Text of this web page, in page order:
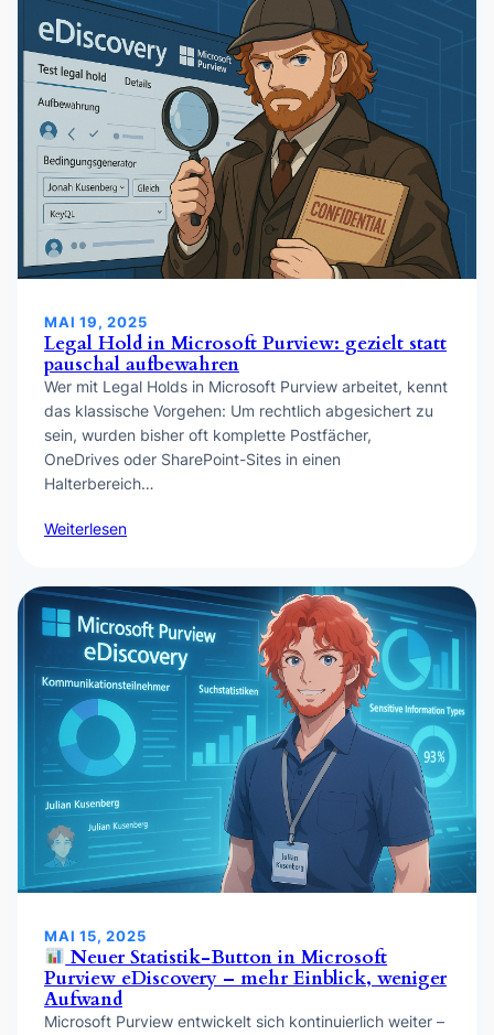
MAI 19, 2025
Legal Hold in Microsoft Purview: gezielt statt
pauschal aufbewahren
Wer mit Legal Holds in Microsoft Purview arbeitet, kennt
das klassische Vorgehen: Um rechtlich abgesichert zu
sein, wurden bisher oft komplette Postfächer,
OneDrives oder SharePoint-Sites in einen
Halterbereich…
Weiterlesen
MAI 15, 2025
Neuer Statistik-Button in Microsoft
Purview eDiscovery – mehr Einblick, weniger
Aufwand
Microsoft Purview entwickelt sich kontinuierlich weiter –